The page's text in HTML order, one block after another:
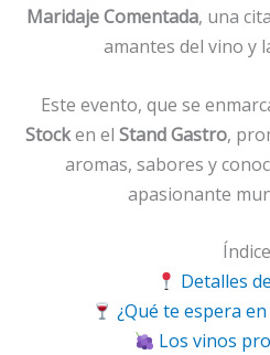
Maridaje Comentada, una
amantes del vino y
Este evento, que se
Stocken el Stand Gastro,
aromas, sabores y
apasionante
Índice
Detalles
¿Qué te espera
Los vinos